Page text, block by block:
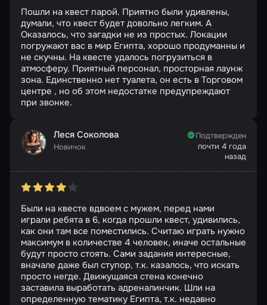
Пошли на квест парой. Приятно были удивлены,
думали, что квест будет довольно легким. А
Оказалось, что загадки не из простых. Локации
погружают вас в мир Египта, хорошо продуманны и
не скучны. На квесте удалось погрузиться в
атмосферу. Приятный персонал, просторная лаунж
зона. Единственно нет туалета, он есть в Торговом
центре , но об этом недостатке предупреждают
при звонке.
Леся Соколова
Новичок
Подтвержден
почти 4 года
назад
Были на квесте вдвоем с мужем, перед нами
играли ребята в 6, когда прошли квест, удивились,
как они там все поместились. Считаю играть нужно
максимум в количестве 4 человек, иначе остальные
будут просто стоять. Сами задания интересные,
вначале даже был ступор, т.к. казалось, что искать
просто негде. Движущаяся стена конечно
заставила выработать адреналинчик. Шли на
определенную тематику Египта, т.к. недавно